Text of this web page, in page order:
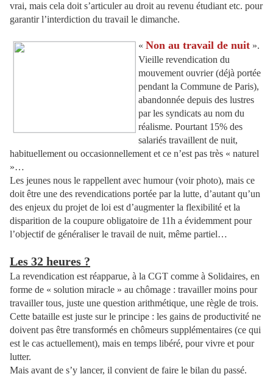
vrai, mais cela doit s’articuler au droit au revenu étudiant etc. pour
garantir l’interdiction du travail le dimanche.
« Non au travail de nuit ».
Vieille revendication du
mouvement ouvrier (déjà portée
pendant la Commune de Paris),
abandonnée depuis des lustres
par les syndicats au nom du
réalisme. Pourtant 15% des
salariés travaillent de nuit,
habituellement ou occasionnellement et ce n’est pas très « naturel
»…
Les jeunes nous le rappellent avec humour (voir photo), mais ce
doit être une des revendications portée par la lutte, d’autant qu’un
des enjeux du projet de loi est d’augmenter la flexibilité et la
disparition de la coupure obligatoire de 11h a évidemment pour
l’objectif de généraliser le travail de nuit, même partiel…
Les 32 heures ?
La revendication est réapparue, à la CGT comme à Solidaires, en
forme de « solution miracle » au chômage : travailler moins pour
travailler tous, juste une question arithmétique, une règle de trois.
Cette bataille est juste sur le principe : les gains de productivité ne
doivent pas être transformés en chômeurs supplémentaires (ce qui
est le cas actuellement), mais en temps libéré, pour vivre et pour
lutter.
Mais avant de s’y lancer, il convient de faire le bilan du passé.